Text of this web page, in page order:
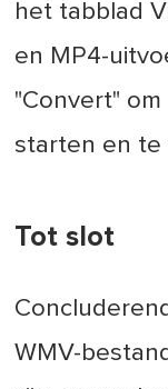
het tabblad
en MP4-
"Convert"
starten en te
Tot slot
WMV-